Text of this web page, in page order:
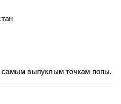
выпуклым точкам попы.